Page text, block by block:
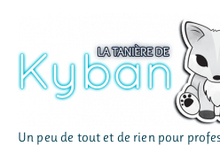
contenu
Un peu de tout et de rien pour